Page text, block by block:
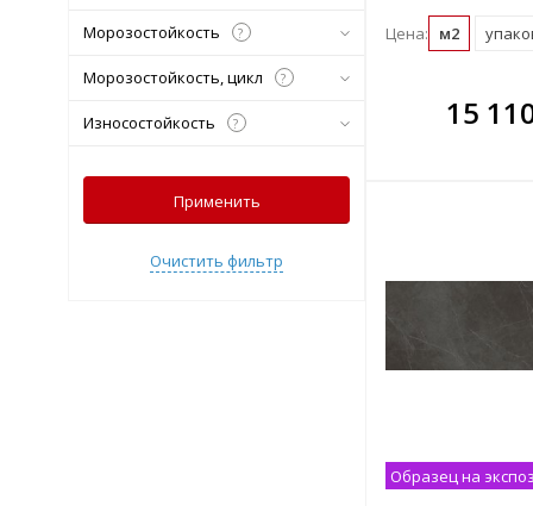
Цена: м2
всегда выгоднее!
15В
всегда
Образец на
Морозостойкость ?
Морозостойкость, цикл ?
Износостойкость ?
Применить
Очистить фильтр